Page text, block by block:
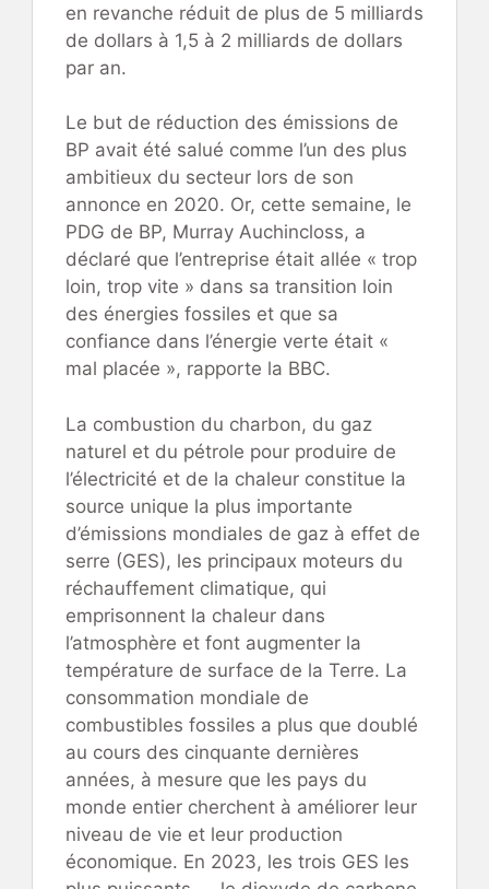
en revanche réduit de plus de 5 milliards
de dollars à 1,5 à 2 milliards de dollars
par an.
Le but de réduction des émissions de
BP avait été salué comme l’un des plus
ambitieux du secteur lors de son
annonce en 2020. Or, cette semaine, le
PDG de BP, Murray Auchincloss, a
déclaré que l’entreprise était allée « trop
loin, trop vite » dans sa transition loin
des énergies fossiles et que sa
confiance dans l’énergie verte était «
mal placée », rapporte la BBC.
La combustion du charbon, du gaz
naturel et du pétrole pour produire de
l’électricité et de la chaleur constitue la
source unique la plus importante
d’émissions mondiales de gaz à effet de
serre (GES), les principaux moteurs du
réchauffement climatique, qui
emprisonnent la chaleur dans
l’atmosphère et font augmenter la
température de surface de la Terre. La
consommation mondiale de
combustibles fossiles a plus que doublé
au cours des cinquante dernières
années, à mesure que les pays du
monde entier cherchent à améliorer leur
niveau de vie et leur production
économique. En 2023, les trois GES les